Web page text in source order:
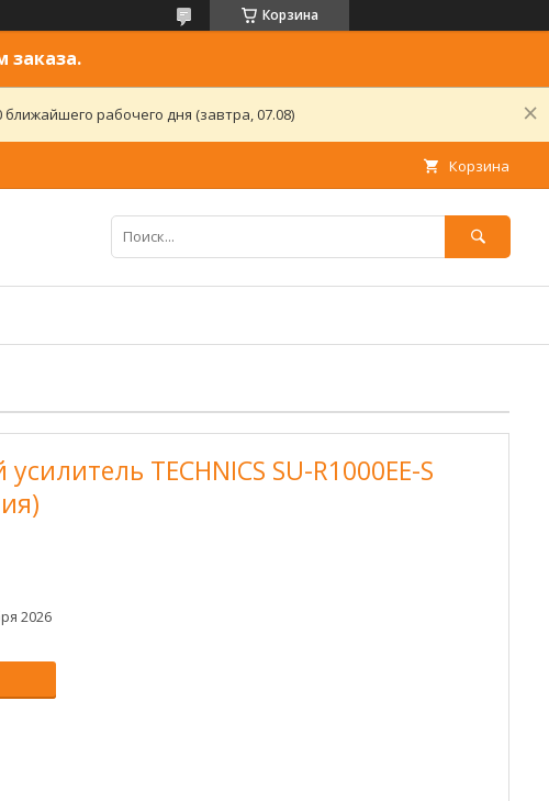
Корзина
заказа.
рабочего дня (завтра, 07.08)
Корзина
TECHNICS SU-R1000EE-S
2026